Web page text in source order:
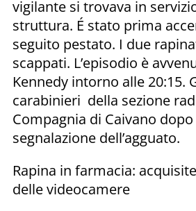
vigilante si trovava in
struttura. É stato prima
seguito pestato. I due
scappati. L’episodio è
Kennedy intorno alle 20:15.
carabinieri della sezione
Compagnia di Caivano
segnalazione dell’agguato.
Rapina in farmacia:
delle videocamere